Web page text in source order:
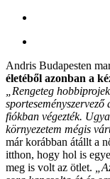
Andris Budapesten
életéből azonban a
„Rengeteg
fiókban végezték.
környezetem mégis
már korábban átállt a
itthon, hogy hol is
meg is volt az ötlet.